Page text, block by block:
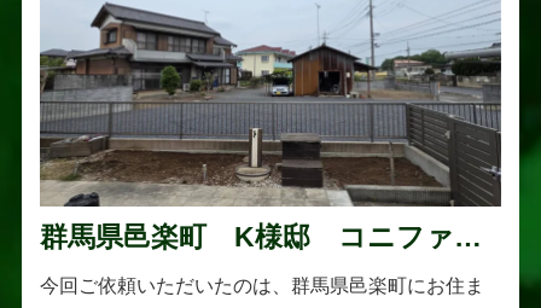
群馬県邑楽町 K様邸 コニファー
伐採・抜根工事
今回ご依頼いただいたのは、群馬県邑楽町にお住ま